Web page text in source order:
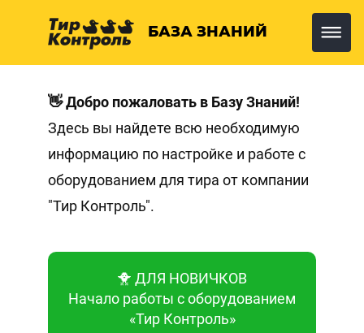
БАЗА ЗНАНИЙ
👋 Добро пожаловать в Базу Знаний!
Здесь вы найдете всю необходимую
информацию по настройке и работе с
оборудованием для тира от компании
"Тир Контроль".
🐥 ДЛЯ НОВИЧКОВ
Начало работы с оборудованием
«Тир Контроль»